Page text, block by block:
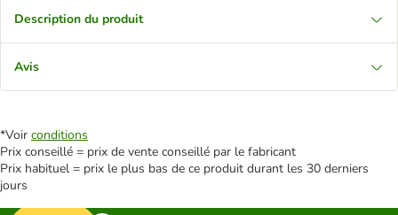
Description du produit
Avis
*Voir conditions
Prix conseillé = prix de vente conseillé par le fabricant
Prix habituel = prix le plus bas de ce produit durant les 30 derniers
jours